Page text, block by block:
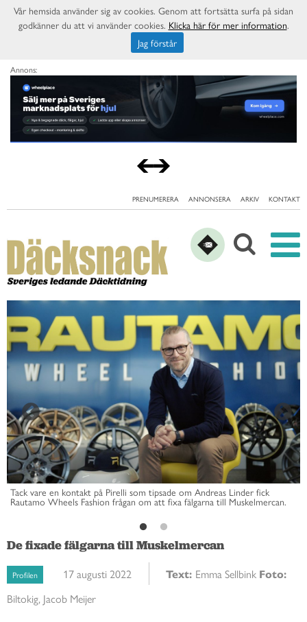
Annons:
PRENUMERERA ANNONSERA ARKIV KONTAKT
Tack vare en kontakt på Pirelli som tipsade om Andreas Linder fick
Rautamo Wheels Fashion frågan om att fixa fälgarna till Muskelmercan.
De fixade fälgarna till Muskelmercan
Profilen 17 augusti 2022 Text: Emma Sellbink Foto:
Biltokig, Jacob Meijer
Vår hemsida använder sig av cookies. Genom att fortsätta surfa på sidan
godkänner du att vi använder cookies. Klicka här för mer information.
Jag förstår